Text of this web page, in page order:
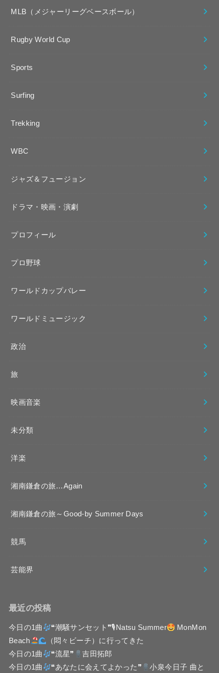
MLB（メジャーリーグベースボール）
Rugby World Cup
Sports
Surfing
Trekking
WBC
ジャズ＆フュージョン
ドラマ・映画・演劇
プロフィール
プロ野球
ワールドカップバレー
ワールドミュージック
政治
旅
映画音楽
未分類
洋楽
湘南鎌倉の旅…Again
湘南鎌倉の旅～Good-by Summer Days
競馬
芸能界
最近の投稿
今日の1曲 ❝潮騒サンセット❞🎙Natsu Summer
MonMon
Beach
（悶々ビーチ）に行ってきた
今日の1曲
❝流星❞
吉田拓郎
今日の1曲
❝あなたに会えてよかった❞ 小泉今日子 曲と